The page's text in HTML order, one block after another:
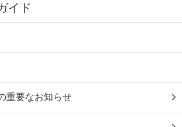
イド
重要なお知らせ